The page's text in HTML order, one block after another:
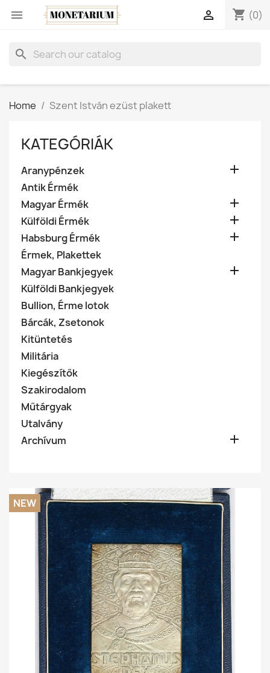
 shopping_cart (0)

search
Home Szent István ezüst plakett
KATEGÓRIÁK
Aranypénzek 
Antik Érmék
Magyar Érmék

Külföldi Érmék 
Habsburg Érmék 
Érmek, Plakettek
Magyar Bankjegyek

Külföldi Bankjegyek
Bullion, Érme lotok
Bárcák, Zsetonok
Kitüntetés
Militária
Kiegészítők
Szakirodalom
Műtárgyak
Utalvány
Archívum

NEW